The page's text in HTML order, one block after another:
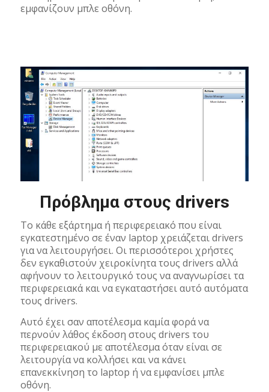
εμφανίζουν μπλε οθόνη.
Πρόβλημα στους drivers
Το κάθε εξάρτημα ή περιφερειακό που είναι
εγκατεστημένο σε έναν laptop χρειάζεται drivers
για να λειτουργήσει. Οι περισσότεροι χρήστες
δεν εγκαθιστούν χειροκίνητα τους drivers αλλά
αφήνουν το λειτουργικό τους να αναγνωρίσει τα
περιφερειακά και να εγκαταστήσει αυτό αυτόματα
τους drivers.
Αυτό έχει σαν αποτέλεσμα καμία φορά να
περνούν λάθος έκδοση στους drivers του
περιφερειακού με αποτέλεσμα όταν είναι σε
λειτουργία να κολλήσει και να κάνει
επανεκκίνηση το laptop ή να εμφανίσει μπλε
οθόνη.